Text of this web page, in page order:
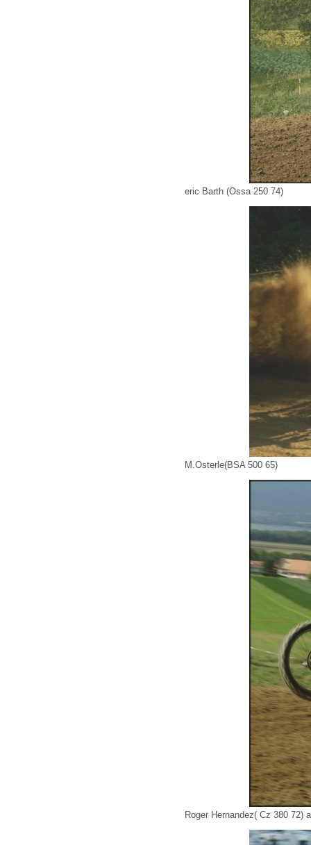
eric Barth (Ossa 250 74)
M.Osterle(BSA 500 65)
Roger Hernandez( Cz 380 72)